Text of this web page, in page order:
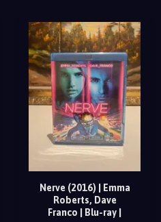
Nerve (2016) | Emma
Roberts, Dave
Franco | Blu-ray |